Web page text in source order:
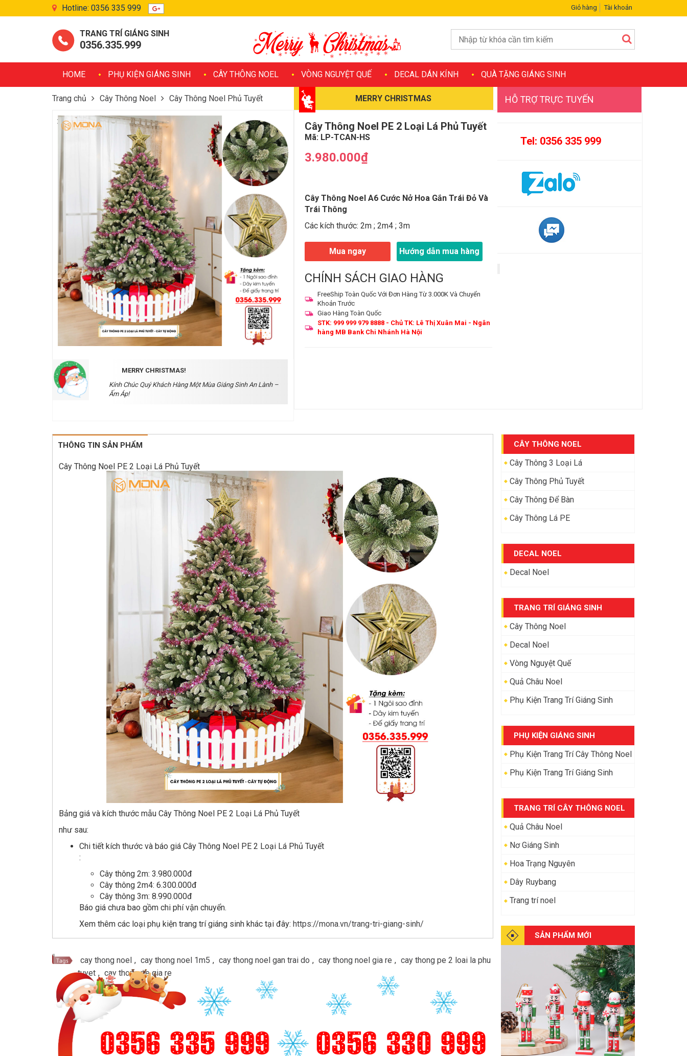
Hotline: 0356 335 999 Giỏ hàng Tài khoản
TRANG TRÍ GIÁNG SINH
0356.335.999
HOME PHỤ KIỆN GIÁNG SINH CÂY THÔNG NOEL VÒNG NGUYỆT QUẾ DECAL DÁN KÍNH QUÀ TẶNG GIÁNG SINH
Trang chủ Cây Thông Noel Cây Thông Noel Phủ Tuyết
Cây Thông Noel PE 2 Loại Lá Phủ Tuyết
MERRY CHRISTMAS
MERRY CHRISTMAS!
Kính Chúc Quý Khách Hàng Một Mùa Giáng Sinh An Lành –
Ấm Áp!
Cây Thông Noel PE 2 Loại Lá Phủ Tuyết
Mã: LP-TCAN-HS
3.980.000₫
Cây Thông Noel A6 Cước Nở Hoa Gắn Trái Đỏ Và
Trái Thông
Các kích thước: 2m ; 2m4 ; 3m
Mua ngay Hướng dẫn mua hàng
CHÍNH SÁCH GIAO HÀNG
FreeShip Toàn Quốc Với Đơn Hàng Từ 3.000K Và Chuyển
Khoản Trước
Giao Hàng Toàn Quốc
STK: 999 999 979 8888 - Chủ TK: Lê Thị Xuân Mai - Ngân
hàng MB Bank Chi Nhánh Hà Nội
HỖ TRỢ TRỰC TUYẾN
Tel: 0356 335 999
CÂY THÔNG NOEL
Cây Thông 3 Loại Lá
Cây Thông Phủ Tuyết
Cây Thông Để Bàn
Cây Thông Lá PE
DECAL NOEL
Decal Noel
TRANG TRÍ GIÁNG SINH
Cây Thông Noel
Decal Noel
Vòng Nguyệt Quế
Quả Châu Noel
Phụ Kiện Trang Trí Giáng Sinh
PHỤ KIỆN GIÁNG SINH
Phụ Kiện Trang Trí Cây Thông Noel
Phụ Kiện Trang Trí Giáng Sinh
TRANG TRÍ CÂY THÔNG NOEL
Quả Châu Noel
Nơ Giáng Sinh
Hoa Trạng Nguyên
Dây Ruybang
Trang trí noel
SẢN PHẨM MỚI
THÔNG TIN SẢN PHẨM
Cây Thông Noel PE 2 Loại Lá Phủ Tuyết
Bảng giá và kích thước mẫu Cây Thông Noel PE 2 Loại Lá Phủ Tuyết
như sau:
Chi tiết kích thước và báo giá Cây Thông Noel PE 2 Loại Lá Phủ Tuyết
:
Cây thông 2m: 3.980.000đ
Cây thông 2m4: 6.300.000đ
Cây thông 3m: 8.990.000đ
Báo giá chưa bao gồm chi phí vận chuyển.
Xem thêm các loại phụ kiện trang trí giáng sinh khác tại đây: https://mona.vn/trang-tri-giang-sinh/
cay thong noel , cay thong noel 1m5 , cay thong noel gan trai do , cay thong noel gia re , cay thong pe 2 loai la phu
tuyet , cay thong pe gia re